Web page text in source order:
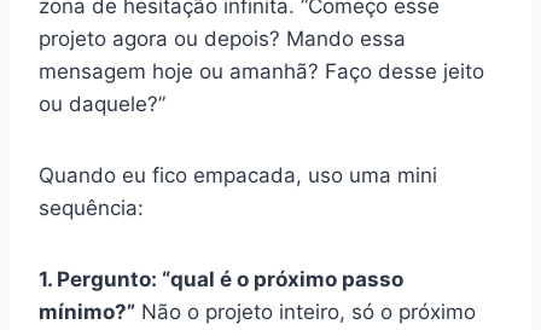
zona de hesitação infinita. “Começo esse
projeto agora ou depois? Mando essa
mensagem hoje ou amanhã? Faço desse jeito
ou daquele?”
Quando eu fico empacada, uso uma mini
sequência:
1. Pergunto: “qual é o próximo passo
mínimo?” Não o projeto inteiro, só o próximo